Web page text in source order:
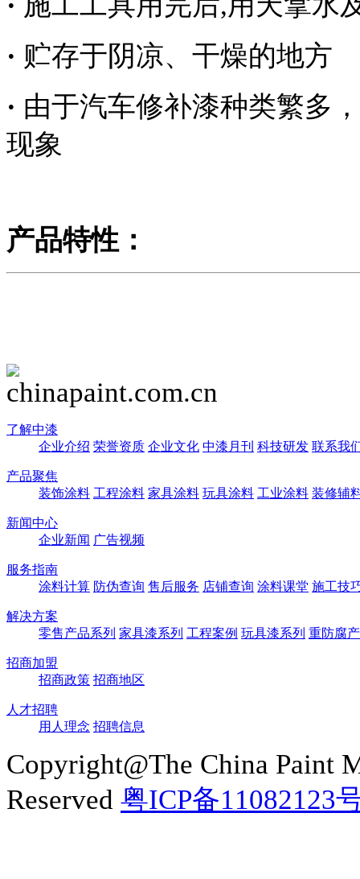
· 贮存于阴凉、干燥的地方
· 由于汽车修补漆种类繁多
现象
产品特性：
了解中漆
企业介绍 荣誉资质 企业文化 中漆月刊 科技研发 联系我
产品聚焦
装饰涂料 工程涂料 家具涂料 玩具涂料 工业涂料 装修辅
新闻中心
企业新闻 广告视频
服务指南
涂料计算 防伪查询 售后服务 店铺查询 涂料课堂 施工技
解决方案
零售产品系列 家具漆系列 工程案例 玩具漆系列 重防腐
招商加盟
招商政策 招商地区
人才招聘
用人理念 招聘信息
Copyright@The China Paint
Reserved 粤ICP备11082123